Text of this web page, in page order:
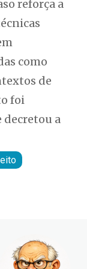
reforça a
como
de
foi
decretou a